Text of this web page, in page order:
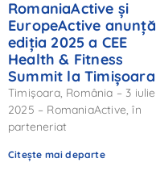
RomaniaActive și
EuropeActive anunță
ediția 2025 a CEE
Health & Fitness
Summit la Timișoara
Timișoara, România – 3 iulie
2025 – RomaniaActive, în
parteneriat
Citește mai departe